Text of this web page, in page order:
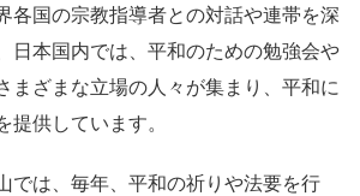
各国の宗教指導者との対話や連帯を深
日本国内では、平和のための勉強会や
まざまな立場の人々が集まり、平和に
供しています。
では、毎年、平和の祈りや法要を行